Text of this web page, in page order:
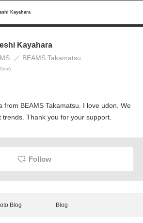
Kayahara
Kayahara
BEAMS Takamatsu
from BEAMS Takamatsu. I love udon. We
trends. Thank you for your support.
Follow
Blog Blog